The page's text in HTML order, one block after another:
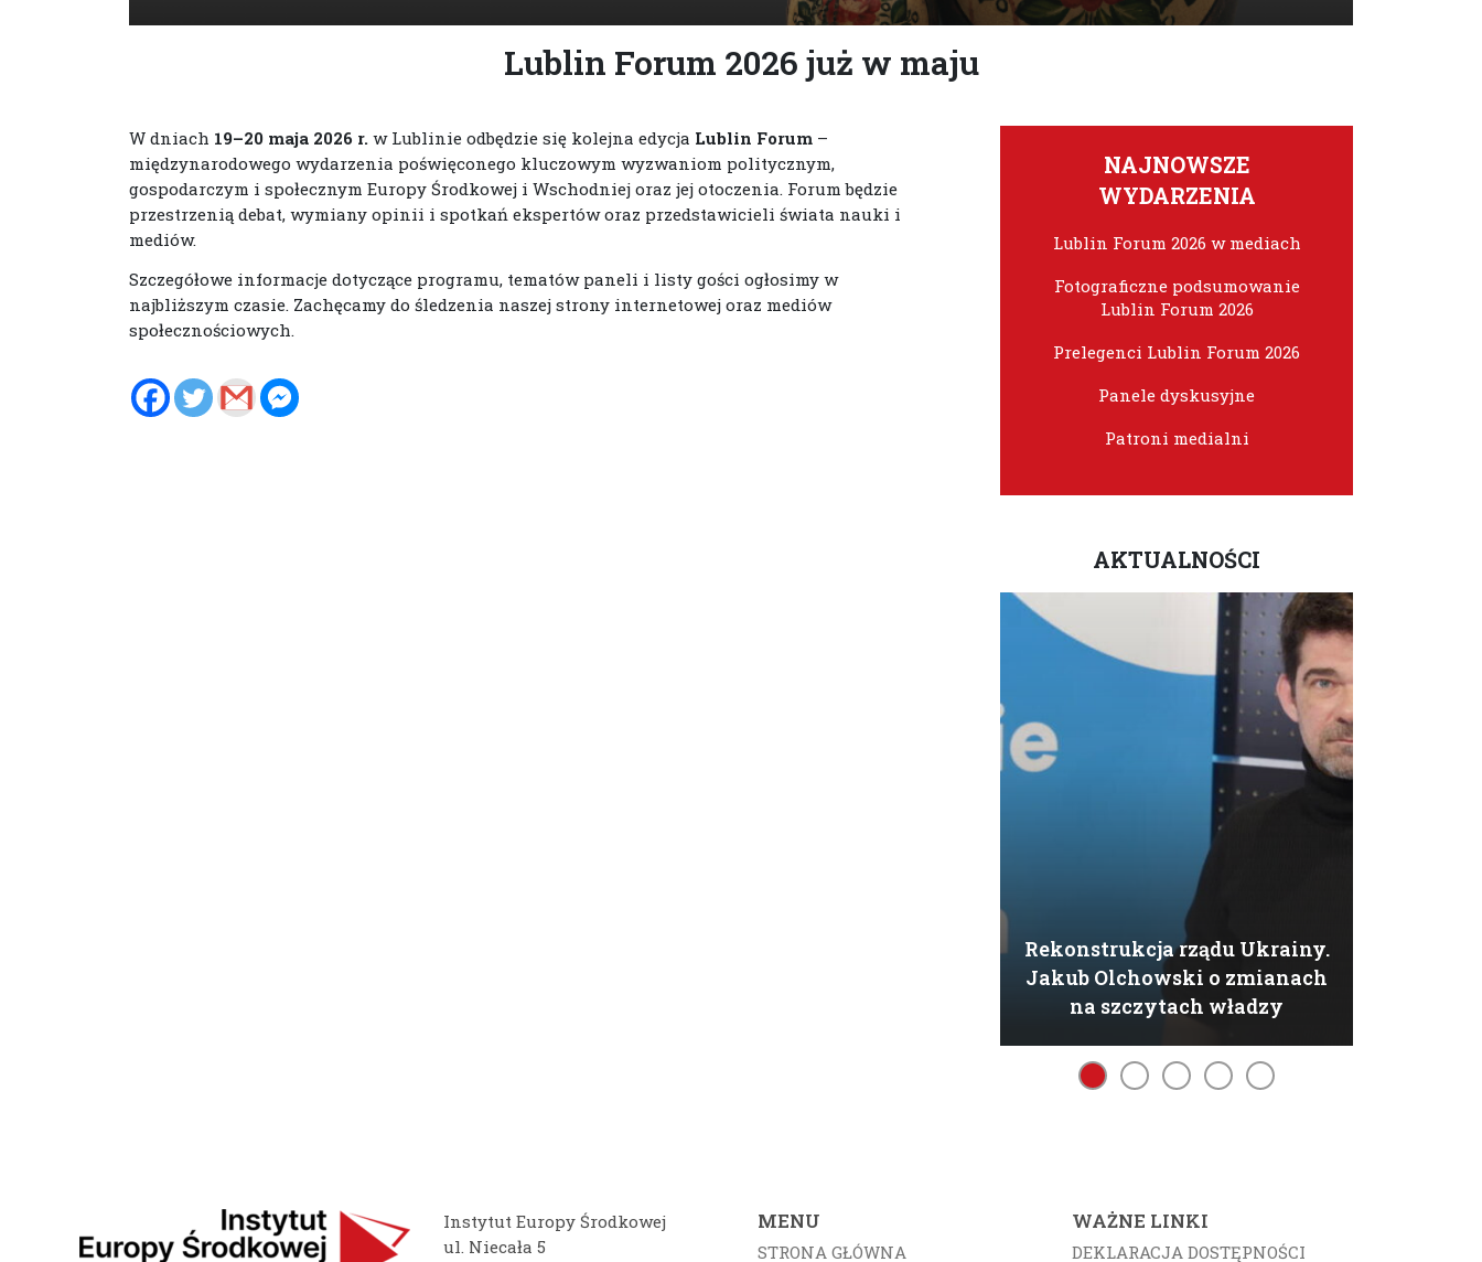
Lublin Forum 2026 już w maju
W dniach 19–20 maja 2026 r. w Lublinie odbędzie się kolejna edycja Lublin Forum –
międzynarodowego wydarzenia poświęconego kluczowym wyzwaniom politycznym,
gospodarczym i społecznym Europy Środkowej i Wschodniej oraz jej otoczenia. Forum będzie
przestrzenią debat, wymiany opinii i spotkań ekspertów oraz przedstawicieli świata nauki i
mediów.
Szczegółowe informacje dotyczące programu, tematów paneli i listy gości ogłosimy w
najbliższym czasie. Zachęcamy do śledzenia naszej strony internetowej oraz mediów
społecznościowych.
NAJNOWSZE
WYDARZENIA
Lublin Forum 2026 w mediach
Fotograficzne podsumowanie
Lublin Forum 2026
Prelegenci Lublin Forum 2026
Panele dyskusyjne
Patroni medialni
AKTUALNOŚCI
Rekonstrukcja rządu Ukrainy.
Jakub Olchowski o zmianach
na szczytach władzy
Instytut Europy Środkowej
ul. Niecała 5
MENU
STRONA GŁÓWNA
WAŻNE LINKI
DEKLARACJA DOSTĘPNOŚCI